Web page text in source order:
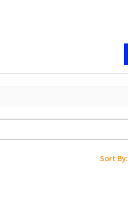
Sort By: